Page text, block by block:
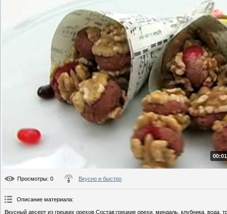
Просмотры: 0 Вкусно и быстро
Описание материала:
Вкусный десерт из грецких орехов.Состав:грецкие орехи, миндаль, клубника, вода,